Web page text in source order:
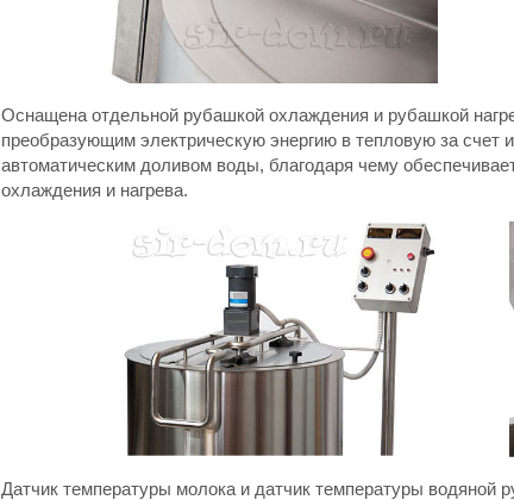
Оснащена отдельной рубашкой охлаждения и рубашкой
преобразующим электрическую энергию в тепловую за счет
автоматическим доливом воды, благодаря чему
охлаждения и нагрева.
Датчик температуры молока и датчик температуры